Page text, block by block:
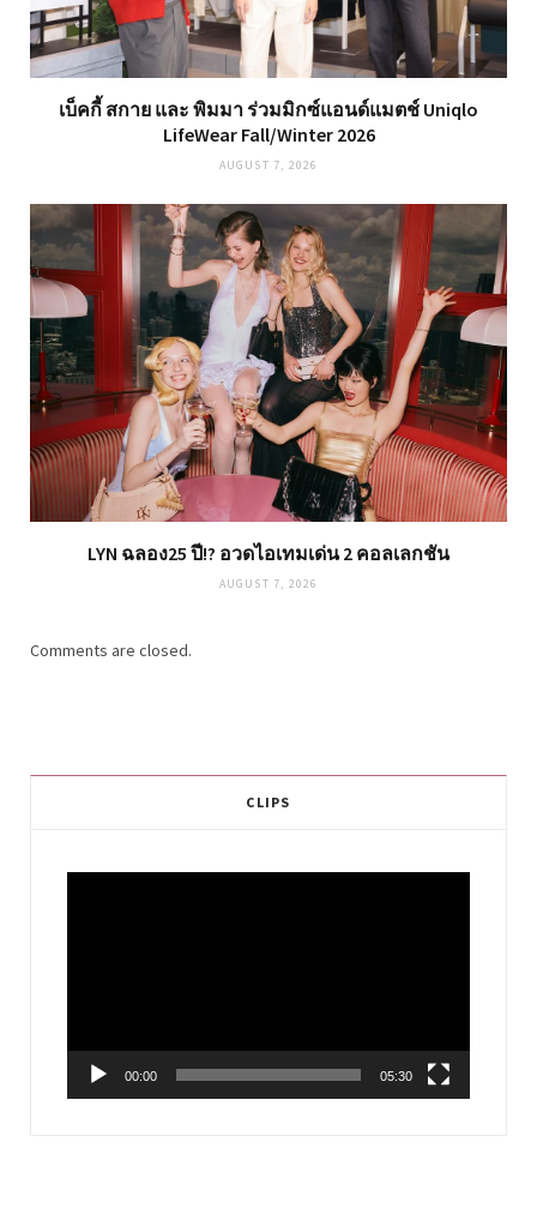
เบ็คกี้ สกาย และ พิมมา ร่วมมิกซ์แอนด์แมตช์ Uniqlo
LifeWear Fall/Winter 2026
AUGUST 7, 2026
LYN ฉลอง25 ปี!? อวดไอเทมเด่น 2 คอลเลกชัน
AUGUST 7, 2026
Comments are closed.
CLIPS
00:00 05:30